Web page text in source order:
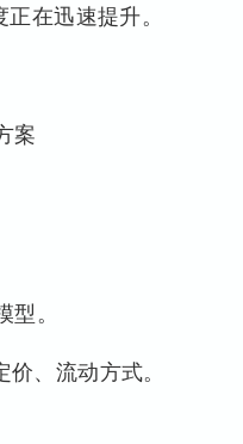
在迅速提升。
案
。
、流动方式。